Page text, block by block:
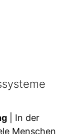
| In der
Menschen